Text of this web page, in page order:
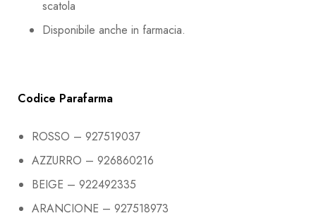
scatola
Disponibile anche in farmacia.
Codice Parafarma
ROSSO – 927519037
AZZURRO – 926860216
BEIGE – 922492335
ARANCIONE – 927518973